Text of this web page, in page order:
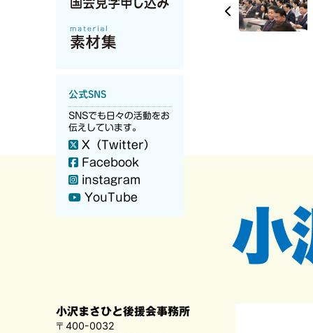
公式SNS
SNSでも日々の活動をお
伝えしています。
X（Twitter）
Facebook
instagram
YouTube
小沢まさひと後援会事務所
〒400-0032